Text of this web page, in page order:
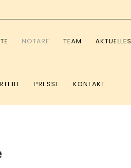
NOTARE TEAM AKTUELLES
PRESSE KONTAKT